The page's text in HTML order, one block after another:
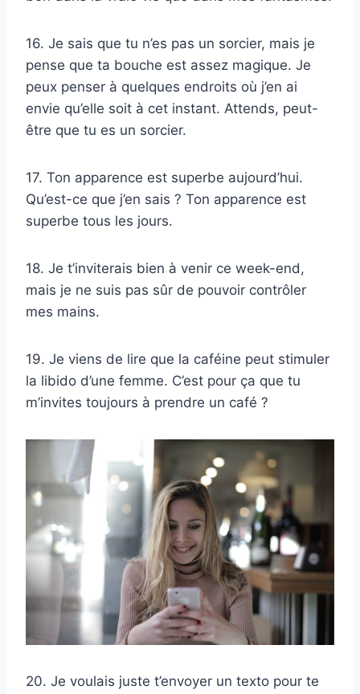
16. Je sais que tu n’es pas un sorcier, mais je
pense que ta bouche est assez magique. Je
peux penser à quelques endroits où j’en ai
envie qu’elle soit à cet instant. Attends, peut-
être que tu es un sorcier.
17. Ton apparence est superbe aujourd’hui.
Qu’est-ce que j’en sais ? Ton apparence est
superbe tous les jours.
18. Je t’inviterais bien à venir ce week-end,
mais je ne suis pas sûr de pouvoir contrôler
mes mains.
19. Je viens de lire que la caféine peut stimuler
la libido d’une femme. C’est pour ça que tu
m’invites toujours à prendre un café ?
20. Je voulais juste t’envoyer un texto pour te